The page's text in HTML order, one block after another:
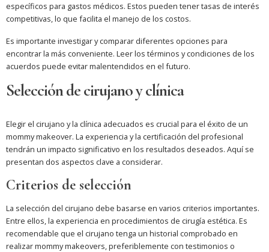
específicos para gastos médicos. Estos pueden tener tasas de interés
competitivas, lo que facilita el manejo de los costos.
Es importante investigar y comparar diferentes opciones para
encontrar la más conveniente. Leer los términos y condiciones de los
acuerdos puede evitar malentendidos en el futuro.
Selección de cirujano y clínica
Elegir el cirujano y la clínica adecuados es crucial para el éxito de un
mommy makeover. La experiencia y la certificación del profesional
tendrán un impacto significativo en los resultados deseados. Aquí se
presentan dos aspectos clave a considerar.
Criterios de selección
La selección del cirujano debe basarse en varios criterios importantes.
Entre ellos, la experiencia en procedimientos de cirugía estética. Es
recomendable que el cirujano tenga un historial comprobado en
realizar mommy makeovers, preferiblemente con testimonios o